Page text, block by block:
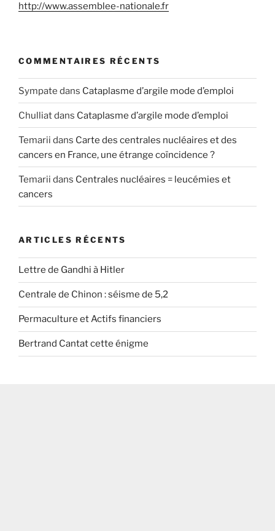
http://www.assemblee-nationale.fr
COMMENTAIRES RÉCENTS
Sympate dans Cataplasme d’argile mode d’emploi
Chulliatdans Cataplasme d’argile mode d’emploi
Temarii dans Carte des centrales nucléaires et des
cancers en France, une étrange coïncidence ?
Temarii dans Centrales nucléaires = leucémies et
cancers
ARTICLES RÉCENTS
Lettre de Gandhi à Hitler
Centrale de Chinon : séisme de 5,2
Permaculture et Actifs financiers
Bertrand Cantat cette énigme